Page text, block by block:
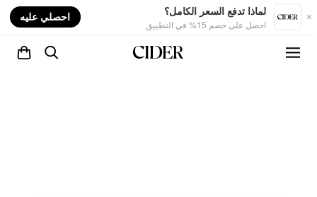
لماذا تدفع السعر الكامل؟
احصل على خصم 15% في التطبيق
احصلي عليه